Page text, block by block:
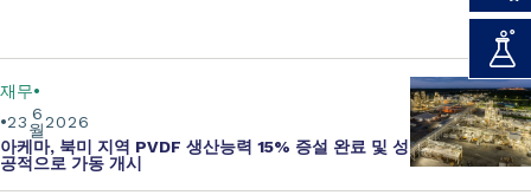
6
월
23 2026
재무
아케마, 북미 지역 PVDF 생산능력 15% 증설 완료 및 성
공적으로 가동 개시